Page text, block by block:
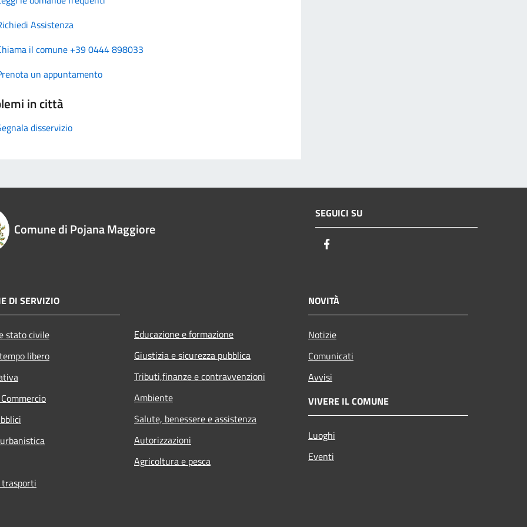
Assistenza
il comune +39 0444 898033
un appuntamento
in città
disservizio
Comune di Pojana Maggiore
SEGUICI SU
DI SERVIZIO
stato civile
libero
Educazione e formazione
Giustizia e sicurezza pubblica
Tributi,finanze e contravvenzioni
Ambiente
Salute, benessere e assistenza
Autorizzazioni
Agricoltura e pesca
NOVITÀ
Notizie
Comunicati
Avvisi
VIVERE IL COMUNE
Luoghi
Eventi